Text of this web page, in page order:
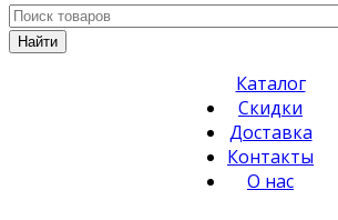
Найти
Каталог
Скидки
Доставка
Контакты
О нас